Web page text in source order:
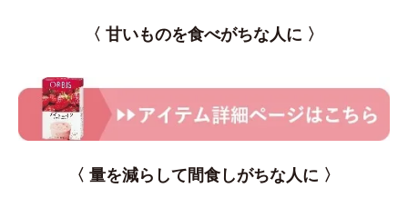
〈 甘いものを食べがちな人に 〉
〈 量を減らして間食しがちな人に 〉